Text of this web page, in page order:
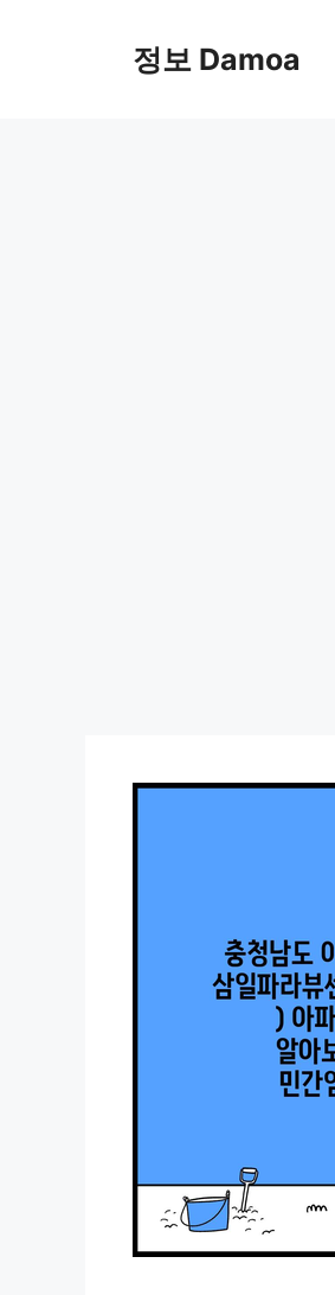
정보 Damoa